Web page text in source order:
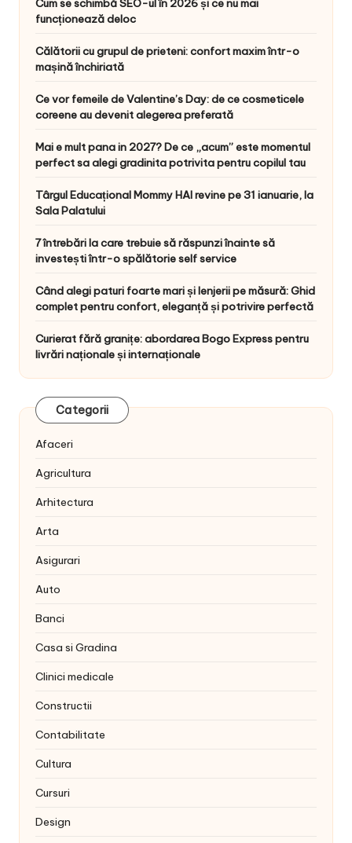
Cum se schimbă SEO-ul în 2026 și ce nu mai
funcționează deloc
Călătorii cu grupul de prieteni: confort maxim într-o
mașină închiriată
Ce vor femeile de Valentine’s Day: de ce cosmeticele
coreene au devenit alegerea preferată
Mai e mult pana in 2027? De ce „acum” este momentul
perfect sa alegi gradinita potrivita pentru copilul tau
Târgul Educațional Mommy HAI revine pe 31 ianuarie, la
Sala Palatului
7 întrebări la care trebuie să răspunzi înainte să
investești într-o spălătorie self service
Când alegi paturi foarte mari și lenjerii pe măsură: Ghid
complet pentru confort, eleganță și potrivire perfectă
Curierat fără granițe: abordarea Bogo Express pentru
livrări naționale și internaționale
Categorii
Afaceri
Agricultura
Arhitectura
Arta
Asigurari
Auto
Banci
Casa si Gradina
Clinici medicale
Constructii
Contabilitate
Cultura
Cursuri
Design